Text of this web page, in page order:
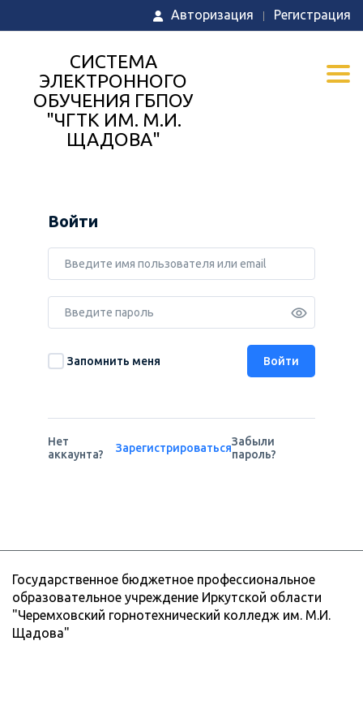
Авторизация Регистрация
СИСТЕМА
ЭЛЕКТРОННОГО
ОБУЧЕНИЯ ГБПОУ
"ЧГТК ИМ. М.И.
ЩАДОВА"
Войти
Запомнить меня Войти
Нет
аккаунта?
ЗарегистрироватьсяЗабыли
пароль?
Государственное бюджетное профессиональное
образовательное учреждение Иркутской области
"Черемховский горнотехнический колледж им. М.И.
Щадова"